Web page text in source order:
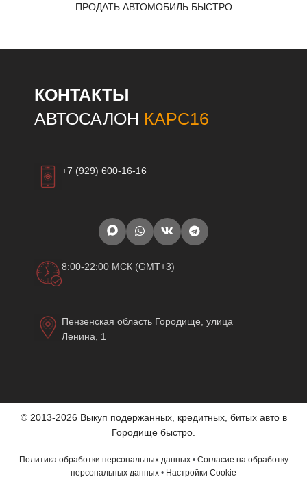
ПРОДАТЬ АВТОМОБИЛЬ БЫСТРО
КОНТАКТЫ
АВТОСАЛОН КАРС16
+7 (929) 600-16-16
8:00-22:00 МСК (GMT+3)
Пензенская область Городище, улица
Ленина, 1
© 2013-2026 Выкуп подержанных, кредитных, битых авто в
Городище быстро.
Политика обработки персональных данных• Согласие на обработку
персональных данных • Настройки Cookie